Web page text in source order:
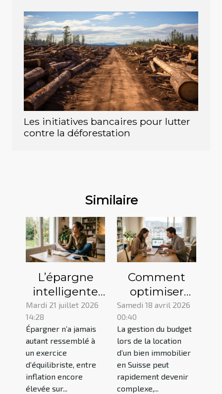
Les initiatives bancaires pour lutter
contre la déforestation
Similaire
L’épargne
intelligente
commence-t-
réellement
par la
prévention ?
Mardi 21 juillet 2026
14:28
Épargner n’a jamais
autant ressemblé à
un exercice
d’équilibriste, entre
inflation encore
élevée sur...
Comment
optimiser
votre budget
avec une
garantie de
loyer Suisse ?
Samedi 18 avril 2026
00:40
La gestion du budget
lors de la location
d’un bien immobilier
en Suisse peut
rapidement devenir
complexe,...